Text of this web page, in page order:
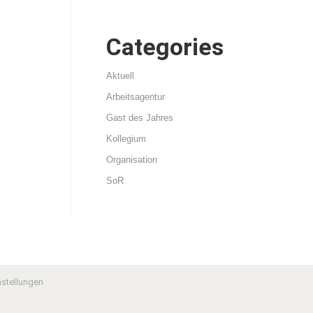
Categories
Aktuell
Arbeitsagentur
Gast des Jahres
Kollegium
Organisation
SoR